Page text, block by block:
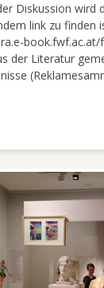
Diskussion wird
link zu finden
der Literatur